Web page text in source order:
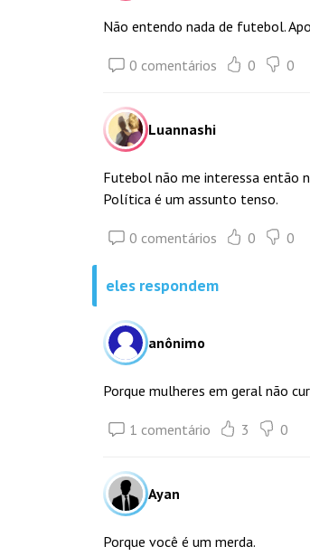
Não entendo nada de futebol.
0 comentários 0 0
Luannashi
Futebol não me interessa então
Política é um assunto tenso.
0 comentários 0 0
eles respondem
anônimo
Porque mulheres em geral não
1 comentário 3 0
Ayan
Porque você é um merda.